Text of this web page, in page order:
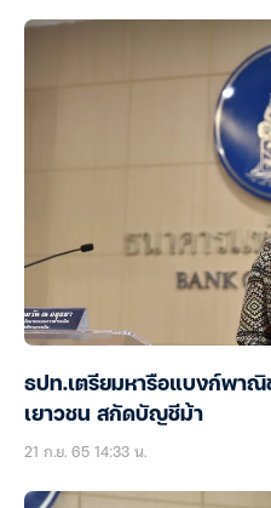
ธปท.เตรียมหารือแบงก์พาณิ
เยาวชน สกัดบัญชีม้า
21 ก.ย. 65 14:33 น.